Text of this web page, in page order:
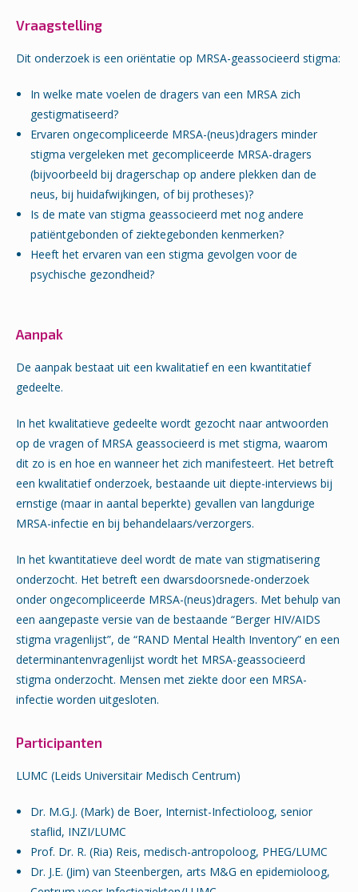
Vraagstelling
Dit onderzoek is een oriëntatie op MRSA-geassocieerd stigma:
In welke mate voelen de dragers van een MRSA zich
gestigmatiseerd?
Ervaren ongecompliceerde MRSA-(neus)dragers minder
stigma vergeleken met gecompliceerde MRSA-dragers
(bijvoorbeeld bij dragerschap op andere plekken dan de
neus, bij huidafwijkingen, of bij protheses)?
Is de mate van stigma geassocieerd met nog andere
patiëntgebonden of ziektegebonden kenmerken?
Heeft het ervaren van een stigma gevolgen voor de
psychische gezondheid?
Aanpak
De aanpak bestaat uit een kwalitatief en een kwantitatief
gedeelte.
In het kwalitatieve gedeelte wordt gezocht naar antwoorden
op de vragen of MRSA geassocieerd is met stigma, waarom
dit zo is en hoe en wanneer het zich manifesteert. Het betreft
een kwalitatief onderzoek, bestaande uit diepte-interviews bij
ernstige (maar in aantal beperkte) gevallen van langdurige
MRSA-infectie en bij behandelaars/verzorgers.
In het kwantitatieve deel wordt de mate van stigmatisering
onderzocht. Het betreft een dwarsdoorsnede-onderzoek
onder ongecompliceerde MRSA-(neus)dragers. Met behulp van
een aangepaste versie van de bestaande “Berger HIV/AIDS
stigma vragenlijst”, de “RAND Mental Health Inventory” en een
determinantenvragenlijst wordt het MRSA-geassocieerd
stigma onderzocht. Mensen met ziekte door een MRSA-
infectie worden uitgesloten.
Participanten
LUMC (Leids Universitair Medisch Centrum)
Dr. M.G.J. (Mark) de Boer, Internist-Infectioloog, senior
staflid, INZI/LUMC
Prof. Dr. R. (Ria) Reis, medisch-antropoloog, PHEG/LUMC
Dr. J.E. (Jim) van Steenbergen, arts M&G en epidemioloog,